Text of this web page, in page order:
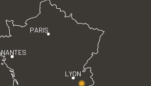
PARIS
LYON
NANTES